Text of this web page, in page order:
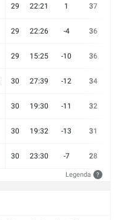
29 22:21 1 37
29 22:26 -4 36
29 15:25 -10 36
30 27:39 -12 34
30 19:30 -11 32
30 19:32 -13 31
30 23:30 -7 28
Legenda ?